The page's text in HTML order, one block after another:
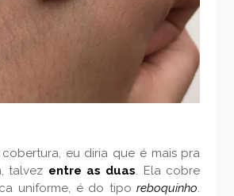
eu diria que é mais pra
talvez entre as duas . Ela cobre
uniforme, é do tiporeboquinho